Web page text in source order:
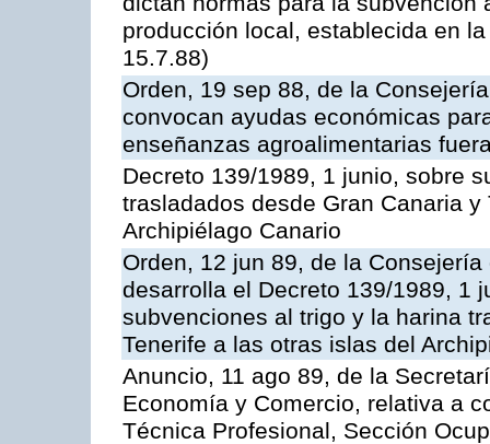
producción local, establecida en
15.7.88)
Orden, 19 sep 88, de la
convocan ayudas económicas
enseñanzas agroalimentarias
Decreto 139/1989, 1 junio, sobre
trasladados desde Gran Canaria
Archipiélago Canario
Orden, 12 jun 89, de la
desarrolla el Decreto 139/1989, 1
subvenciones al trigo y la harina
Tenerife a las otras islas del
Anuncio, 11 ago 89, de la
Economía y Comercio, relativa a
Técnica Profesional, Sección